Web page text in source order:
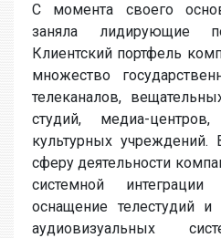
С момента своего
заняла лидирующие
Клиентский портфель
множество
телеканалов,
студий, медиа-
культурных
сферу деятельности
системной
оснащение телестудий и
аудиовизуальных